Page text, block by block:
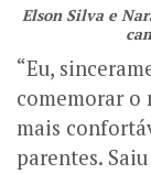
Elson Silva e
“Eu,
comemorar o
mais
parentes.